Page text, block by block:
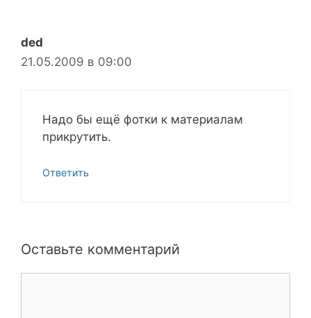
ded
21.05.2009 в 09:00
Надо бы ещё фотки к материалам
прикрутить.
Ответить
Оставьте комментарий